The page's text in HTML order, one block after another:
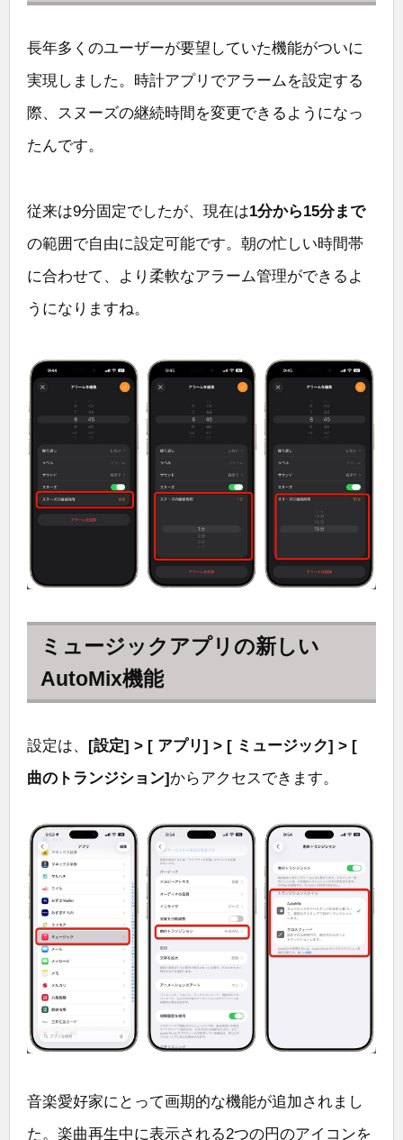
長年多くのユーザーが要望していた機能がついに
実現しました。時計アプリでアラームを設定する
際、スヌーズの継続時間を変更できるようになっ
たんです。
従来は9分固定でしたが、現在は1分から15分まで
の範囲で自由に設定可能です。朝の忙しい時間帯
に合わせて、より柔軟なアラーム管理ができるよ
うになりますね。
ミュージックアプリの新しい
AutoMix機能
設定は、
[設定] > [ アプリ] > [ ミュージック] > [
曲のトランジション] からアクセスできます。
音楽愛好家にとって画期的な機能が追加されまし
た。楽曲再生中に表示される2つの円のアイコンを